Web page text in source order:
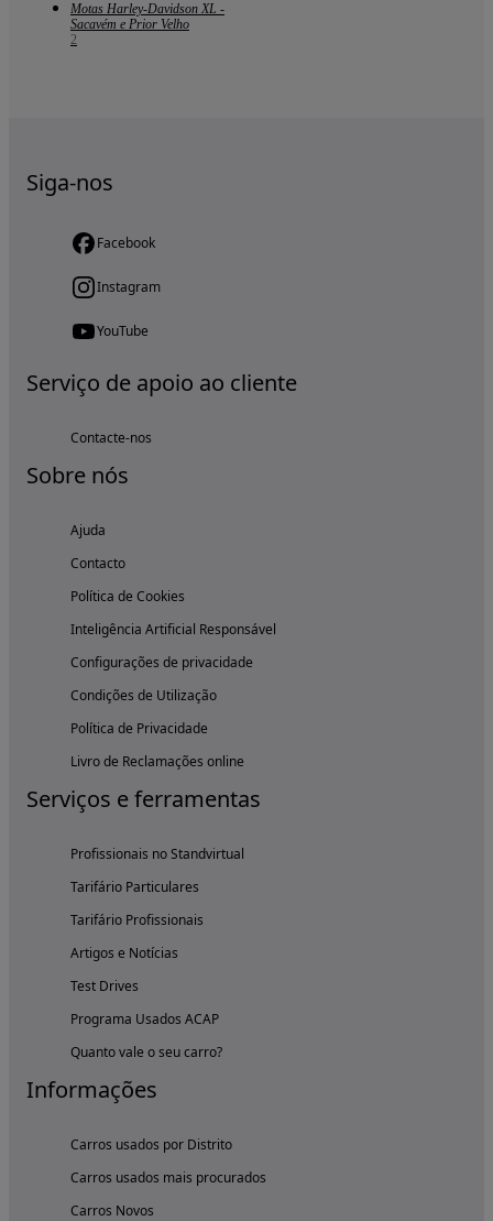
Motas Harley-Davidson XL -
Sacavém e Prior Velho
2
Siga-nos
Facebook
Instagram
YouTube
Serviço de apoio ao cliente
Contacte-nos
Sobre nós
Ajuda
Contacto
Política de Cookies
Inteligência Artificial Responsável
Configurações de privacidade
Condições de Utilização
Política de Privacidade
Livro de Reclamações online
Serviços e ferramentas
Profissionais no Standvirtual
Tarifário Particulares
Tarifário Profissionais
Artigos e Notícias
Test Drives
Programa Usados ACAP
Quanto vale o seu carro?
Informações
Carros usados por Distrito
Carros usados mais procurados
Carros Novos